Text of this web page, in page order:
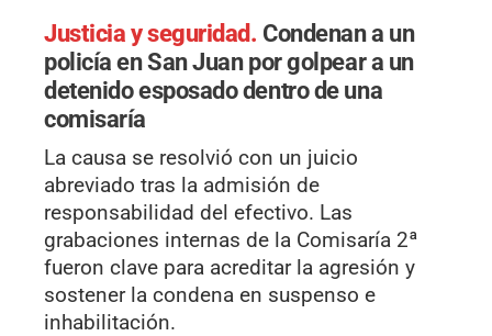
Justicia y seguridad. Condenan a un
policía en San Juan por golpear a un
detenido esposado dentro de una
comisaría
La causa se resolvió con un juicio
abreviado tras la admisión de
responsabilidad del efectivo. Las
grabaciones internas de la Comisaría 2ª
fueron clave para acreditar la agresión y
sostener la condena en suspenso e
inhabilitación.